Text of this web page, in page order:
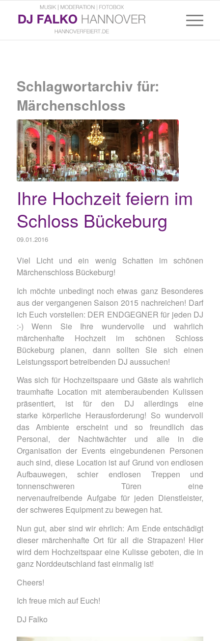
Schlagwortarchiv für:
Märchenschloss
Ihre Hochzeit feiern im
Schloss Bückeburg
09.01.2016
Viel Licht und ein wenig Schatten im schönen
Märchenschloss Bückeburg!
Ich möchte unbedingt noch etwas ganz Besonderes
aus der vergangenen Saison 2015 nachreichen! Darf
ich Euch vorstellen: DER ENDGEGNER für jeden DJ
:-) Wenn Sie Ihre wundervolle und wahrlich
märchenhafte Hochzeit im schönen Schloss
Bückeburg planen, dann sollten Sie sich einen
Leistungssport betreibenden DJ aussuchen!
Was sich für Hochzeitspaare und Gäste als wahrlich
traumhafte Location mit atemberaubenden Kulissen
präsentiert, ist für den DJ allerdings eine
starke körperliche Herausforderung! So wundervoll
das Ambiente erscheint und so freundlich das
Personal, der Nachtwächter und alle in die
Organisation der Events eingebundenen Personen
auch sind, diese Location ist auf Grund von endlosen
Aufbauwegen, schier endlosen Treppen und
tonnenschweren Türen eine
nervenaufreibende Aufgabe für jeden Dienstleister,
der schweres Equipment zu bewegen hat.
Nun gut, aber sind wir ehrlich: Am Ende entschädigt
dieser märchenhafte Ort für all die Strapazen! Hier
wird dem Hochzeitspaar eine Kulisse geboten, die in
ganz Norddeutschland fast einmalig ist!
Cheers!
Ich freue mich auf Euch!
DJ Falko